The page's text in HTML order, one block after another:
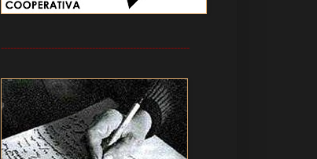
------------------------------------------------------------